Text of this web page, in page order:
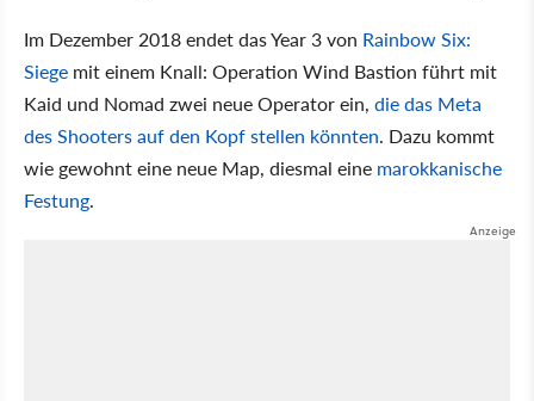
Im Dezember 2018 endet das Year 3 von Rainbow Six:
Siege mit einem Knall: Operation Wind Bastion führt mit
Kaid und Nomad zwei neue Operator ein, die das Meta
des Shooters auf den Kopf stellen könnten. Dazu kommt
wie gewohnt eine neue Map, diesmal eine marokkanische
Festung.